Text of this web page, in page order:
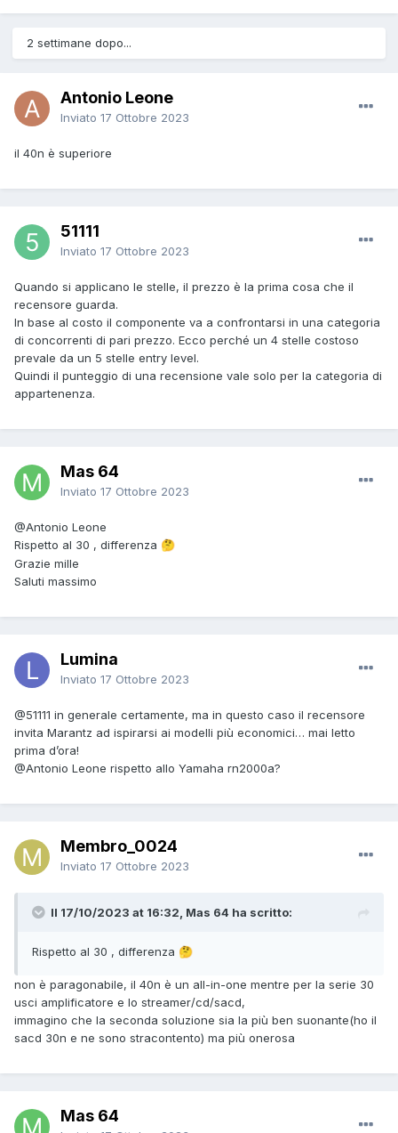
2 settimane dopo...
Antonio Leone
Inviato 17 Ottobre 2023
il 40n è superiore
51111
Inviato 17 Ottobre 2023
Quando si applicano le stelle, il prezzo è la prima cosa che il
recensore guarda.
In base al costo il componente va a confrontarsi in una categoria
di concorrenti di pari prezzo. Ecco perché un 4 stelle costoso
prevale da un 5 stelle entry level.
Quindi il punteggio di una recensione vale solo per la categoria di
appartenenza.
Mas 64
Inviato 17 Ottobre 2023
@Antonio Leone
Rispetto al 30 , differenza 🤔
Grazie mille
Saluti massimo
Lumina
Inviato 17 Ottobre 2023
@51111 in generale certamente, ma in questo caso il recensore
invita Marantz ad ispirarsi ai modelli più economici… mai letto
prima d’ora!
@Antonio Leone rispetto allo Yamaha rn2000a?
Membro_0024
Inviato 17 Ottobre 2023
Il 17/10/2023 at 16:32, Mas 64 ha scritto:
Rispetto al 30 , differenza 🤔
non è paragonabile, il 40n è un all-in-one mentre per la serie 30
usci amplificatore e lo streamer/cd/sacd,
immagino che la seconda soluzione sia la più ben suonante(ho il
sacd 30n e ne sono stracontento) ma più onerosa
Mas 64